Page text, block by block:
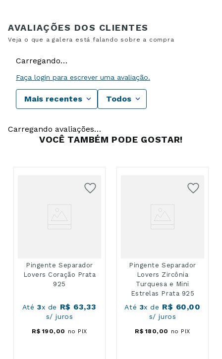
Carregando…
Faça login para escrever uma avaliação.
Mais recentes Todos
Carregando avaliações…
VOCÊ TAMBÉM PODE GOSTAR!
Pingente Separador
Lovers Coração Prata
925
Até3x de R$ 63,33
s/ juros
R$ 190, 00 no PIX
Pingente Separador
Lovers Zircônia
Turquesa e Mini
Estrelas Prata 925
Até 3x de R$ 60,00
s/ juros
R$ 180, 00 no PIX